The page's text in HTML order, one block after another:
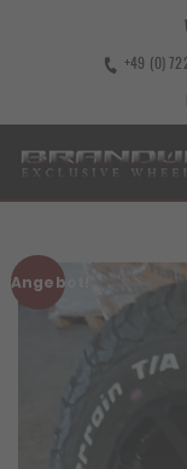
+49 (0)
Angebot!